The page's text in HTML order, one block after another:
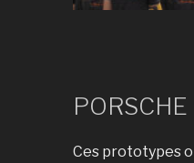
Ces prototypes